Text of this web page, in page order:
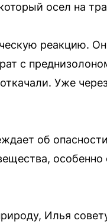
осел на
реакцию.
с
Уже
об
Илья